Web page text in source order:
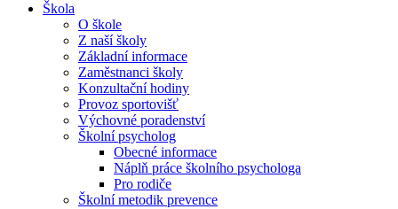
Škola
O škole
Z naší školy
Základní informace
Zaměstnanci školy
Konzultační hodiny
Provoz sportovišť
Výchovné poradenství
Školní psycholog
Obecné informace
Náplň práce školního psychologa
Pro rodiče
Školní metodik prevence